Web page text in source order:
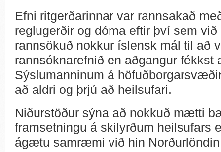
Efni ritgerðarinnar var rannsakað
reglugerðir og dóma eftir því sem
rannsökuð nokkur íslensk mál til að
rannsóknarefnið en aðgangur fékkst
Sýslumanninum á
að aldri og þrjú að heilsufari.
Niðurstöður sýna að nokkuð mætti
framsetningu á skilyrðum heilsufars
ágætu samræmi við hin